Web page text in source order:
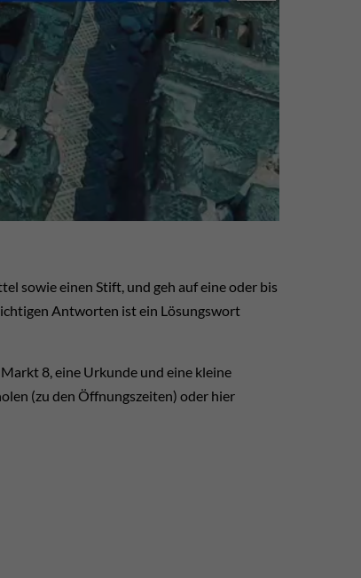
sowie einen Stift, und geh auf eine oder bis
Antworten ist ein Lösungswort
8, eine Urkunde und eine kleine
(zu den Öffnungszeiten) oder hier